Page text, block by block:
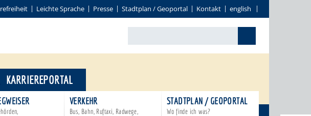
Leichte Sprache Presse Stadtplan / Geoportal Kontakt english
VERKEHR
Bus, Bahn, Ruftaxi, Radwege,
STADTPLAN / GEOPORTAL
Wo finde ich was?
KARRIEREPORTAL